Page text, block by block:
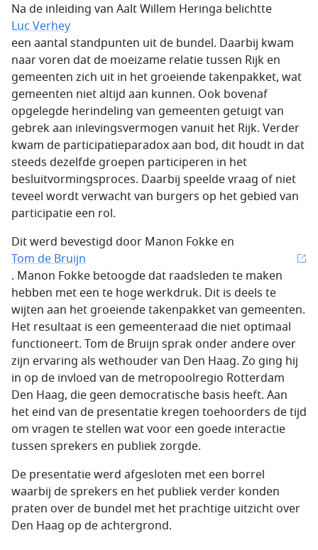
Na de inleiding van Aalt Willem Heringa belichtte
Luc Verhey
een aantal standpunten uit de bundel. Daarbij kwam
naar voren dat de moeizame relatie tussen Rijk en
gemeenten zich uit in het groeiende takenpakket, wat
gemeenten niet altijd aan kunnen. Ook bovenaf
opgelegde herindeling van gemeenten getuigt van
gebrek aan inlevingsvermogen vanuit het Rijk. Verder
kwam de participatieparadox aan bod, dit houdt in dat
steeds dezelfde groepen participeren in het
besluitvormingsproces. Daarbij speelde vraag of niet
teveel wordt verwacht van burgers op het gebied van
participatie een rol.
Dit werd bevestigd door Manon Fokke en
Tom de Bruijn
. Manon Fokke betoogde dat raadsleden te maken
hebben met een te hoge werkdruk. Dit is deels te
wijten aan het groeiende takenpakket van gemeenten.
Het resultaat is een gemeenteraad die niet optimaal
functioneert. Tom de Bruijn sprak onder andere over
zijn ervaring als wethouder van Den Haag. Zo ging hij
in op de invloed van de metropoolregio Rotterdam
Den Haag, die geen democratische basis heeft. Aan
het eind van de presentatie kregen toehoorders de tijd
om vragen te stellen wat voor een goede interactie
tussen sprekers en publiek zorgde.
De presentatie werd afgesloten met een borrel
waarbij de sprekers en het publiek verder konden
praten over de bundel met het prachtige uitzicht over
Den Haag op de achtergrond.